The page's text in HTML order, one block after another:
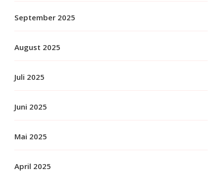
September 2025
August 2025
Juli 2025
Juni 2025
Mai 2025
April 2025